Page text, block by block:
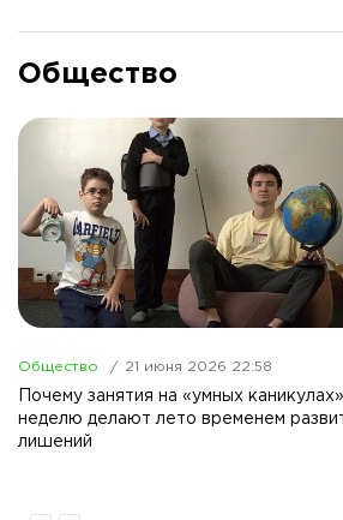
Общество
Общество 21 июня 2026 22:58
Почему занятия на «умных
неделю делают лето временем
лишений